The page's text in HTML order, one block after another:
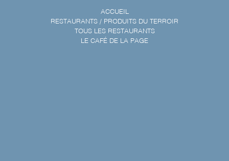
ACCUEIL
RESTAURANTS / PRODUITS DU TERROIR
TOUS LES RESTAURANTS
LE CAFÉ DE LA PAGE